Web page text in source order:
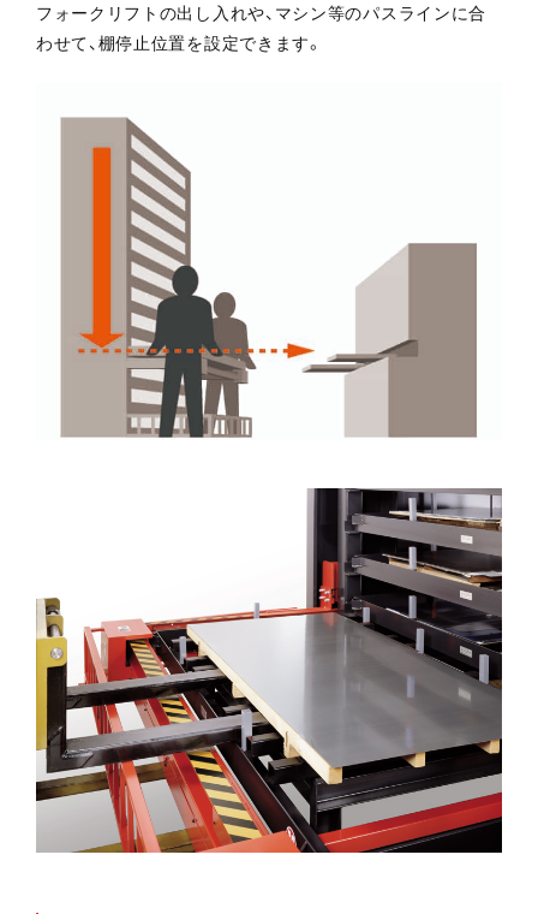
フォークリフトの出し入れや、マシン等のパスラインに合
わせて、棚停止位置を設定できます。